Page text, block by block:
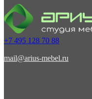
+7 495 128 70 88
mail@arius-mebel.ru